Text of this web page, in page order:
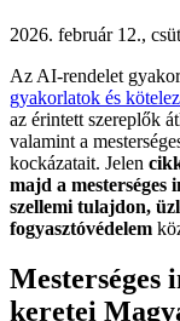
2026. február 12.,
Az AI-rendelet
gyakorlatok és
az érintett szereplők
valamint a
kockázatait. Jelen
majd a mesterséges
szellemi tulajdon,
fogyasztóvédelem
Mesterséges
keretei